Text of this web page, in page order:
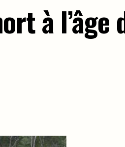
à l’âge